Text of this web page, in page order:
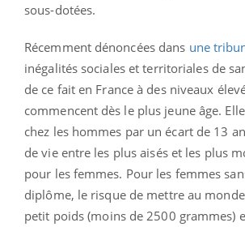
sous-dotées.
Récemment dénoncées dans une
inégalités sociales et territoriales de
de ce fait en France à des niveaux
commencent dès le plus jeune âge.
chez les hommes par un écart de 13
de vie entre les plus aisés et les plus
pour les femmes. Pour les femmes
diplôme, le risque de mettre au
petit poids (moins de 2500 grammes)